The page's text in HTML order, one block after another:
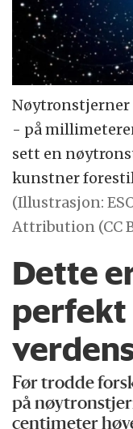
- på
sett en
kunstner
(Illustrasjon:
Attribution (CC
Dette
perfekt
Før trodde
på
centimeter